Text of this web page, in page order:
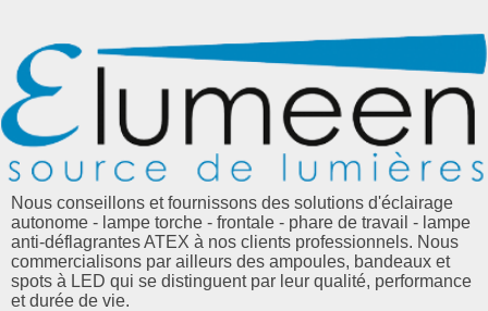
Nous conseillons et fournissons des solutions d'éclairage
autonome - lampe torche - frontale - phare de travail - lampe
anti-déflagrantes ATEX à nos clients professionnels. Nous
commercialisons par ailleurs des ampoules, bandeaux et
spots à LED qui se distinguent par leur qualité, performance
et durée de vie.